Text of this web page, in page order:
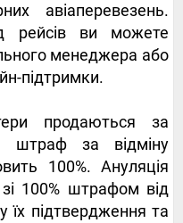
авіаперевезень.
рейсів ви можете
менеджера або
підтримки.
продаються за
штраф за відміну
100%. Ануляція
зі 100% штрафом від
їх підтвердження та